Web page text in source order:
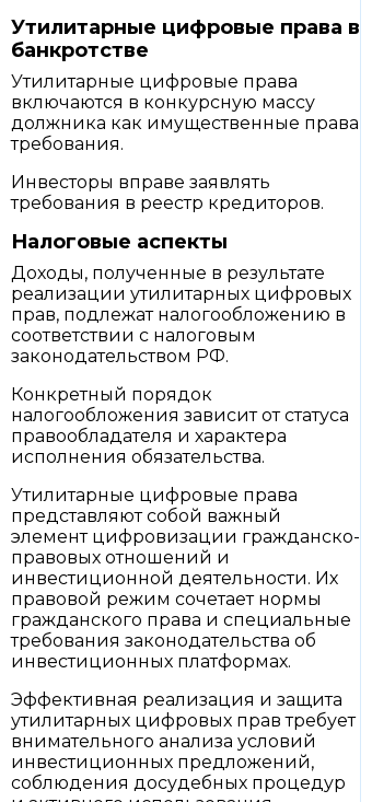
Утилитарные цифровые права в
банкротстве
Утилитарные цифровые права
включаются в конкурсную массу
должника как имущественные права
требования.
Инвесторы вправе заявлять
требования в реестр кредиторов.
Налоговые аспекты
Доходы, полученные в результате
реализации утилитарных цифровых
прав, подлежат налогообложению в
соответствии с налоговым
законодательством РФ.
Конкретный порядок
налогообложения зависит от статуса
правообладателя и характера
исполнения обязательства.
Утилитарные цифровые права
представляют собой важный
элемент цифровизации гражданско-
правовых отношений и
инвестиционной деятельности. Их
правовой режим сочетает нормы
гражданского права и специальные
требования законодательства об
инвестиционных платформах.
Эффективная реализация и защита
утилитарных цифровых прав требует
внимательного анализа условий
инвестиционных предложений,
соблюдения досудебных процедур